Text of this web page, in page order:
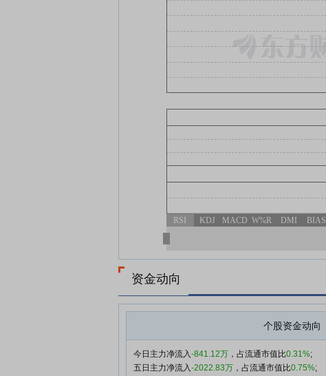
RSI KDJ MACD W%R DMI BIAS
资金动向
个股资金动向
今日主力净流入-841.12万 ，占流通市值比0.31%;
五日主力净流入-2022.83万 ，占流通市值比0.75%;